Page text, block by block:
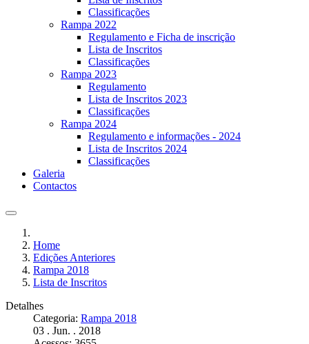
Classificações
Rampa 2022
Regulamento e Ficha de inscrição
Lista de Inscritos
Classificações
Rampa 2023
Regulamento
Lista de Inscritos 2023
Classificações
Rampa 2024
Regulamento e informações - 2024
Lista de Inscritos 2024
Classificações
Galeria
Contactos
Home
Edições Anteriores
Rampa 2018
Lista de Inscritos
Detalhes
Categoria: Rampa 2018
03 . Jun. . 2018